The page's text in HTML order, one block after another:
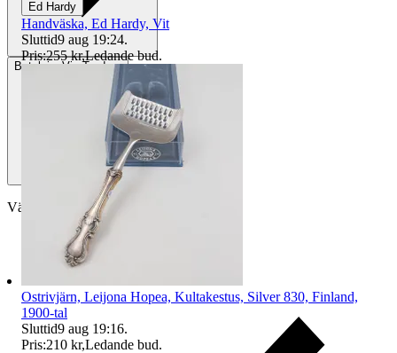
BetalningVia Tradera
Välj till köparskydd
Ed Hardy
Handväska, Ed Hardy, Vit
Sluttid9 aug 19:24.
Pris:255 kr,Ledande bud.
Ostrivjärn, Leijona Hopea, Kultakestus, Silver 830, Finland,
1900-tal
Sluttid9 aug 19:16.
Pris:210 kr,Ledande bud.